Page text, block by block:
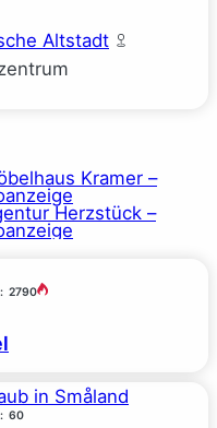
Altstadt
2790
60